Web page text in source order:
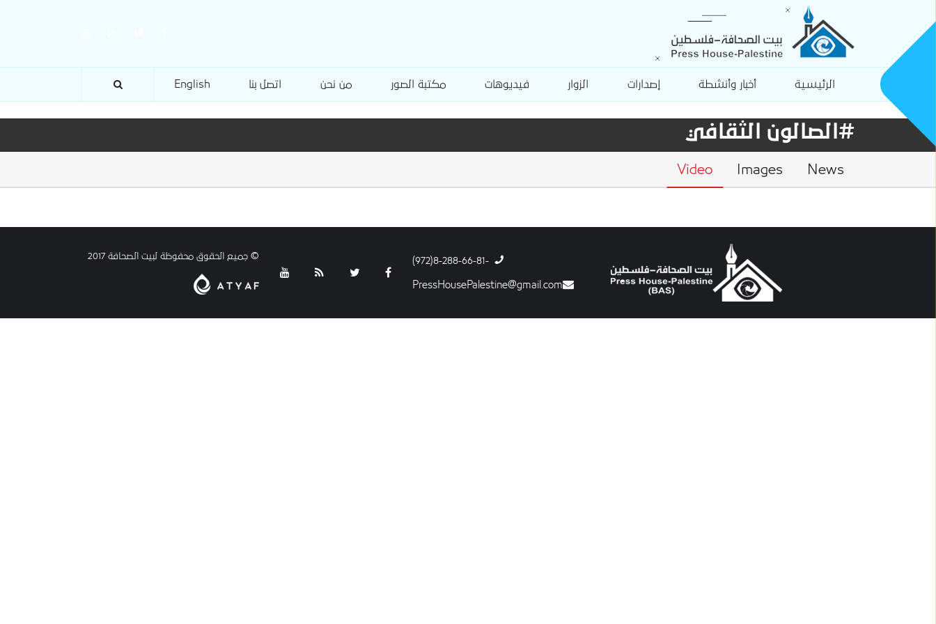
الرئيسية أخبار وأنشطة إصدارات الزوار فيديوهات مكتبة الصور من نحن اتصل بنا English
#الصالون الثقافي
News
Images
Video
-8-288-66-81(972)
PressHousePalestine@gmail.com
© جميع الحقوق محفوظة لبيت الصحافة 2017